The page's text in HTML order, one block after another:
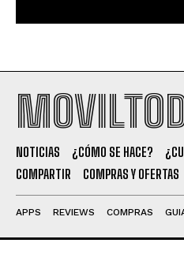
NOTICIAS ¿CÓMO SE HACE?
COMPARTIR
COMPRAS Y OFERTAS
APPS REVIEWS COMPRAS